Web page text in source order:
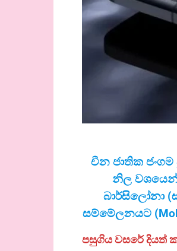
චීන ජාතික
නිල වශයෙන්
බාර්සිලෝනා
සම්මේලනයට (
පසුගිය වසරේ දියත්